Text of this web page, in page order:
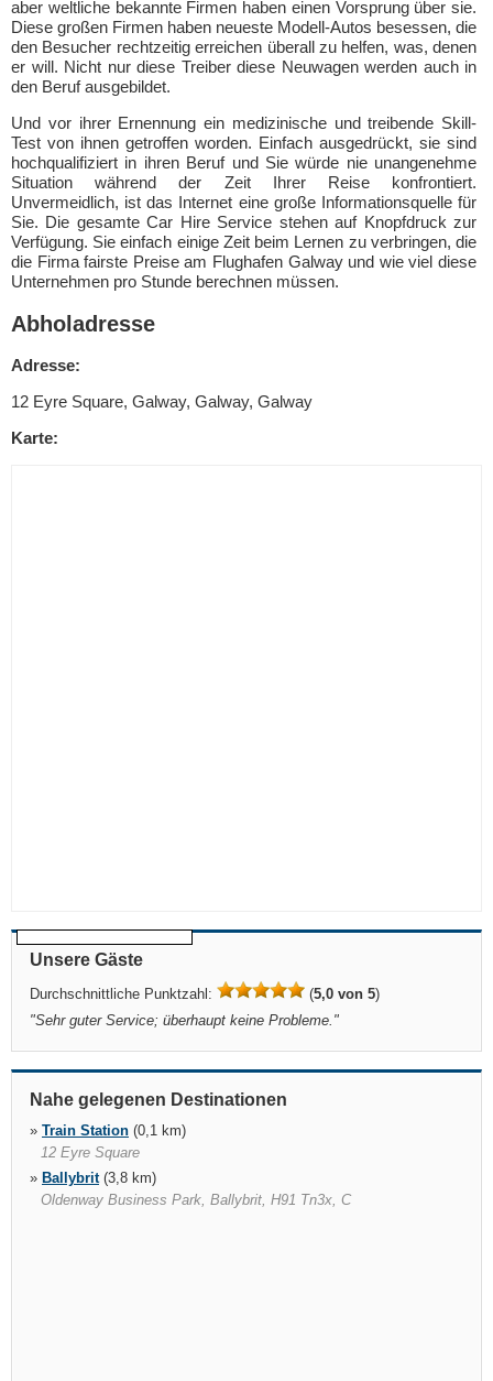
aber weltliche bekannte Firmen haben einen Vorsprung über sie.
Diese großen Firmen haben neueste Modell-Autos besessen, die
den Besucher rechtzeitig erreichen überall zu helfen, was, denen
er will. Nicht nur diese Treiber diese Neuwagen werden auch in
den Beruf ausgebildet.
Und vor ihrer Ernennung ein medizinische und treibende Skill-
Test von ihnen getroffen worden. Einfach ausgedrückt, sie sind
hochqualifiziert in ihren Beruf und Sie würde nie unangenehme
Situation während der Zeit Ihrer Reise konfrontiert.
Unvermeidlich, ist das Internet eine große Informationsquelle für
Sie. Die gesamte Car Hire Service stehen auf Knopfdruck zur
Verfügung. Sie einfach einige Zeit beim Lernen zu verbringen, die
die Firma fairste Preise am Flughafen Galway und wie viel diese
Unternehmen pro Stunde berechnen müssen.
Abholadresse
Adresse:
12 Eyre Square, Galway, Galway, Galway
Karte:
Unsere Gäste
Durchschnittliche Punktzahl: (5,0 von 5)
"Sehr guter Service; überhaupt keine Probleme. "
Nahe gelegenen Destinationen
» Train Station (0,1 km)
12 Eyre Square
» Ballybrit(3,8 km)
Oldenway Business Park, Ballybrit, H91 Tn3x, C